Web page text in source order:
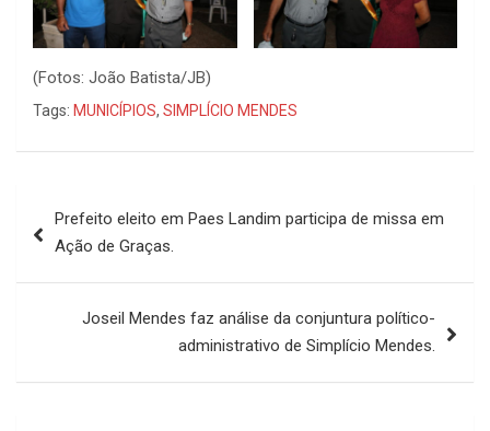
(Fotos: João Batista/JB)
Tags: MUNICÍPIOS, SIMPLÍCIO MENDES
de
Prefeito eleito em Paes Landim participa de missa em
Ação de Graças.
Joseil Mendes faz análise da conjuntura político-
administrativo de Simplício Mendes.